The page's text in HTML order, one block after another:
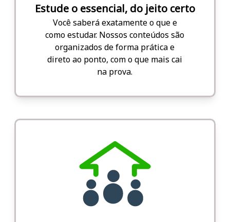
Estude o essencial, do jeito certo
Você saberá exatamente o que e
como estudar. Nossos conteúdos são
organizados de forma prática e
direto ao ponto, com o que mais cai
na prova.